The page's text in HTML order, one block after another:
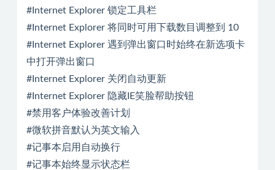
#Internet Explorer 锁定工具栏
#Internet Explorer 将同时可用下载数目调整到 10
#Internet Explorer 遇到弹出窗口时始终在新选项卡
中打开弹出窗口
#Internet Explorer 关闭自动更新
#Internet Explorer 隐藏IE笑脸帮助按钮
#禁用客户体验改善计划
#微软拼音默认为英文输入
#记事本启用自动换行
#记事本始终显示状态栏